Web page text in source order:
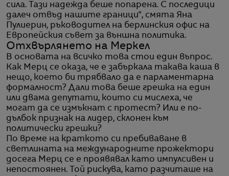
сила. Тази надежда беше попарена. С последици
далеч отвъд нашите граници“, смята Яна
Пулиерин, ръководител на берлинския офис на
Европейския съвет за външна политика.
Отхвърлянето на Меркел
В основата на всичко това стои един въпрос.
Как Мерц се оказа, че е забъркала такава каша в
нещо, което би трябвало да е парламентарна
формалност? Дали това беше грешка на един
или двама депутати, които си мислеха, че
могат да се измъкнат с протест? Или е по-
дълбок признак на лидер, склонен към
политически грешки?
По време на краткото си пребиваване в
светлината на международните прожектори
досега Мерц се е проявявал като импулсивен и
непостоянен. Той рискува, като разчиташе на